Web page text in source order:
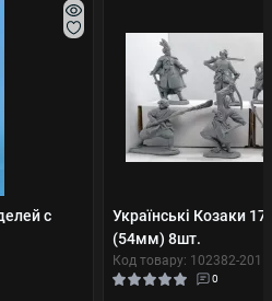
с
Українські Козаки 17
(54мм) 8шт.
Код товару: 102382-201
0